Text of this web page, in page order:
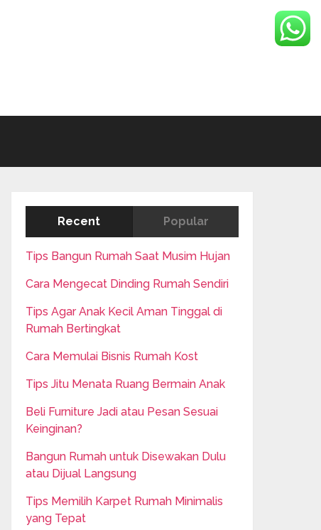
Recent Popular
Tips Bangun Rumah Saat Musim Hujan
Cara Mengecat Dinding Rumah Sendiri
Tips Agar Anak Kecil Aman Tinggal di
Rumah Bertingkat
Cara Memulai Bisnis Rumah Kost
Tips Jitu Menata Ruang Bermain Anak
Beli Furniture Jadi atau Pesan Sesuai
Keinginan?
Bangun Rumah untuk Disewakan Dulu
atau Dijual Langsung
Tips Memilih Karpet Rumah Minimalis
yang Tepat